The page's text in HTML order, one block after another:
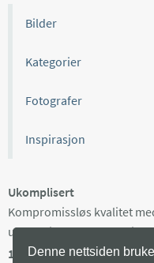
Bilder
Kategorier
Fotografer
Inspirasjon
Ukomplisert
Kompromissløs kvalitet
ukomplisert kundeservice.
100% norsk
Denne nettsiden